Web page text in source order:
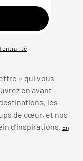
» qui vous
en avant-
les
de cœur, et nos
d’inspirations. En